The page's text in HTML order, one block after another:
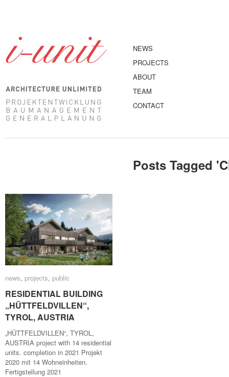
NEWS
PROJECTS
ABOUT
TEAM
CONTACT
Posts Tagged '
news, projects, public
RESIDENTIAL BUILDING
„HÜTTFELDVILLEN“,
TYROL, AUSTRIA
„HÜTTFELDVILLEN“, TYROL,
AUSTRIA project with 14 residential
units. completion in 2021 Projekt
2020 mit 14 Wohneinheiten.
Fertigstellung 2021
news projects public
RESIDENTIAL BUILDING
„HÜTTFELDVILLEN“,
TYROL, AUSTRIA